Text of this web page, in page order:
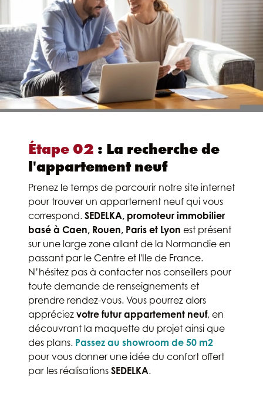
Étape 02 : La recherche de
l'appartement neuf
Prenez le temps de parcourir notre site internet
pour trouver un appartement neuf qui vous
correspond. SEDELKA, promoteur immobilier
basé à Caen, Rouen, Paris et Lyon est présent
sur une large zone allant de la Normandie en
passant par le Centre et l'Ile de France.
N’hésitez pas à contacter nos conseillers pour
toute demande de renseignements et
prendre rendez-vous. Vous pourrez alors
appréciez votre futur appartement neuf, en
découvrant la maquette du projet ainsi que
des plans. Passez au showroom de 50 m2
pour vous donner une idée du confort offert
par les réalisations SEDELKA.